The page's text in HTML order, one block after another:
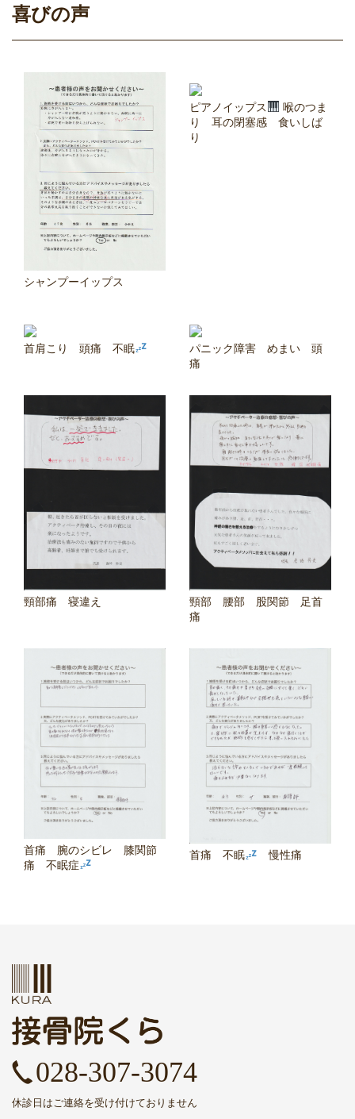
喜びの声
シャンプーイップス
ピアノイップス
喉のつま
り 耳の閉塞感 食いしば
り
首肩こり 頭痛 不眠
パニック障害 めまい 頭
痛
頸部痛 寝違え
頸部 腰部 股関節 足首
痛
首痛 腕のシビレ 膝関節
痛 不眠症
首痛 不眠 慢性痛
028-307-3074
休診日はご連絡を受け付けておりません